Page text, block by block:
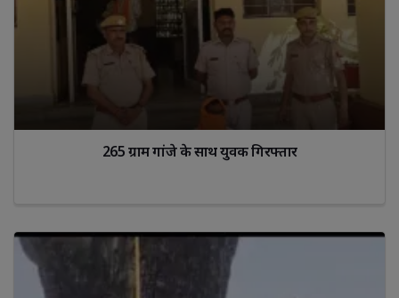
265 ग्राम गांजे के साथ युवक गिरफ्तार